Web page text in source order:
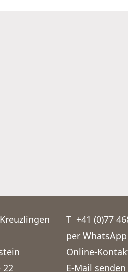
22
T +41 (0)77
per
Online-
E-Mail senden